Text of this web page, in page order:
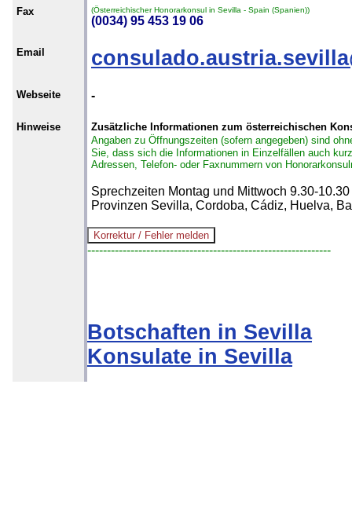
Fax (Österreichischer Honorarkonsul in Sevilla - Spain (Spanien))
(0034) 95 453 19 06
Email
Webseite -
Hinweise
Zusätzliche Informationen zum österreichischen
Angaben zu Öffnungszeiten (sofern angegeben) sind
Sie, dass sich die Informationen in Einzelfällen auch
Adressen, Telefon- oder Faxnummern von
Sprechzeiten Montag und Mittwoch 9.30-
Provinzen Sevilla, Cordoba, Cádiz, Huelva,
--------------------------------------------------------------
Botschaften in Sevilla
Konsulate in Sevilla